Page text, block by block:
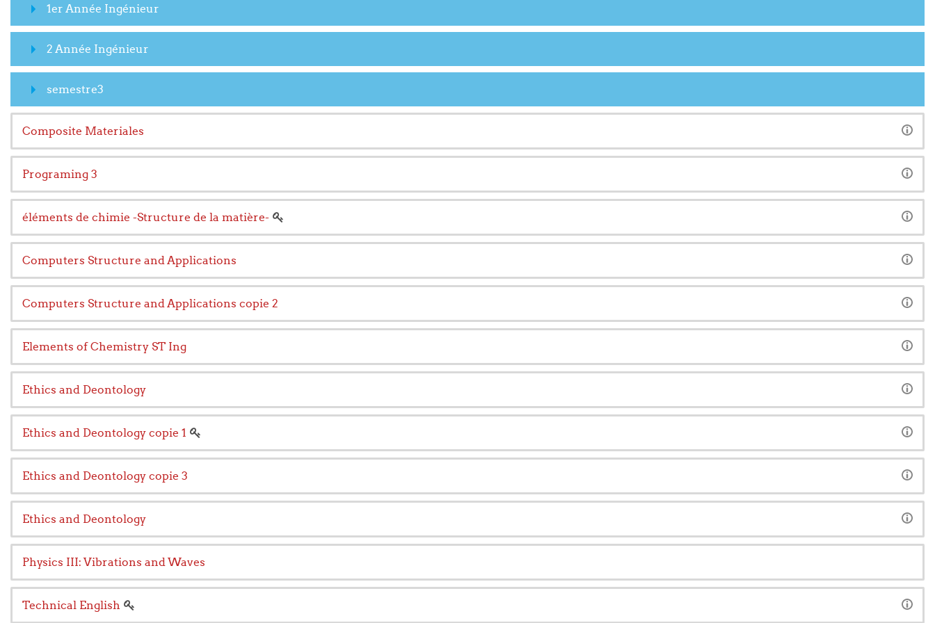
1er Année Ingénieur
2 Année Ingénieur
semestre3
Composite Materiales
Programing 3
éléments de chimie -Structure de la matière-
Computers Structure and Applications
Computers Structure and Applications copie 2
Elements of Chemistry ST Ing
Ethics and Deontology
Ethics and Deontology copie 1
Ethics and Deontology copie 3
Ethics and Deontology
Physics III: Vibrations and Waves
Technical English